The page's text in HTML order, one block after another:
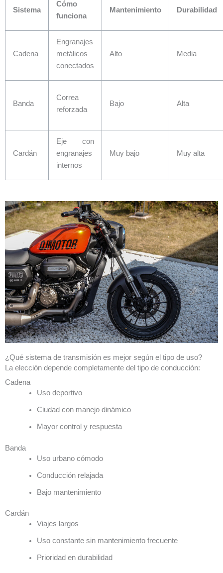
Sistema
Cómo
funciona
Mantenimiento Durabilidad
Cadena
Engranajes
metálicos
conectados
Alto Media
Banda
Correa
reforzada
Bajo Alta
Cardán
Eje con
engranajes
internos
Muy bajo Muy alta
¿Qué sistema de transmisión es mejor según el tipo de uso?
La elección depende completamente del tipo de conducción:
Cadena
Uso deportivo
Ciudad con manejo dinámico
Mayor control y respuesta
Banda
Uso urbano cómodo
Conducción relajada
Bajo mantenimiento
Cardán
Viajes largos
Uso constante sin mantenimiento frecuente
Prioridad en durabilidad